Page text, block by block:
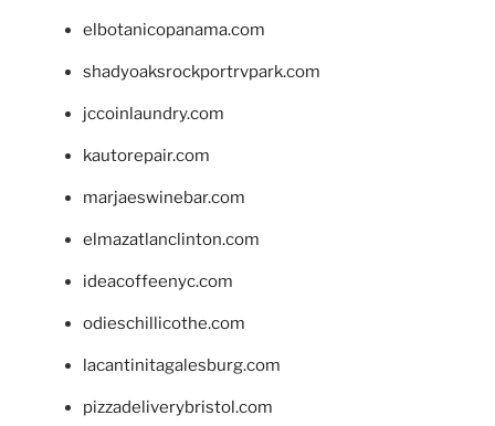
elbotanicopanama.com
shadyoaksrockportrvpark.com
jccoinlaundry.com
kautorepair.com
marjaeswinebar.com
elmazatlanclinton.com
ideacoffeenyc.com
odieschillicothe.com
lacantinitagalesburg.com
pizzadeliverybristol.com